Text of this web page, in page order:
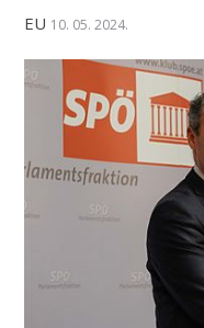
EU 10. 05. 2024.